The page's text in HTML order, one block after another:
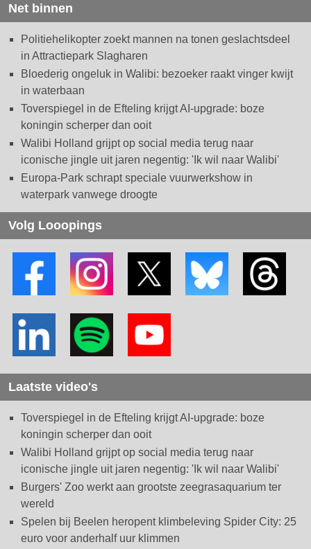
Net binnen
Politiehelikopter zoekt mannen na tonen geslachtsdeel
in Attractiepark Slagharen
Bloederig ongeluk in Walibi: bezoeker raakt vinger kwijt
in waterbaan
Toverspiegel in de Efteling krijgt AI-upgrade: boze
koningin scherper dan ooit
Walibi Holland grijpt op social media terug naar
iconische jingle uit jaren negentig: 'Ik wil naar Walibi'
Europa-Park schrapt speciale vuurwerkshow in
waterpark vanwege droogte
Volg Looopings
Laatste video's
Toverspiegel in de Efteling krijgt AI-upgrade: boze
koningin scherper dan ooit
Walibi Holland grijpt op social media terug naar
iconische jingle uit jaren negentig: 'Ik wil naar Walibi'
Burgers' Zoo werkt aan grootste zeegrasaquarium ter
wereld
Spelen bij Beelen heropent klimbeleving Spider City: 25
euro voor anderhalf uur klimmen